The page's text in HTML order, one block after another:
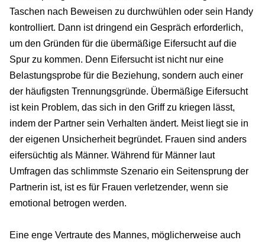
Taschen nach Beweisen zu durchwühlen oder sein Handy
kontrolliert. Dann ist dringend ein Gespräch erforderlich,
um den Gründen für die übermäßige Eifersucht auf die
Spur zu kommen. Denn Eifersucht ist nicht nur eine
Belastungsprobe für die Beziehung, sondern auch einer
der häufigsten Trennungsgründe. Übermäßige Eifersucht
ist kein Problem, das sich in den Griff zu kriegen lässt,
indem der Partner sein Verhalten ändert. Meist liegt sie in
der eigenen Unsicherheit begründet. Frauen sind anders
eifersüchtig als Männer. Während für Männer laut
Umfragen das schlimmste Szenario ein Seitensprung der
Partnerin ist, ist es für Frauen verletzender, wenn sie
emotional betrogen werden.
Eine enge Vertraute des Mannes, möglicherweise auch